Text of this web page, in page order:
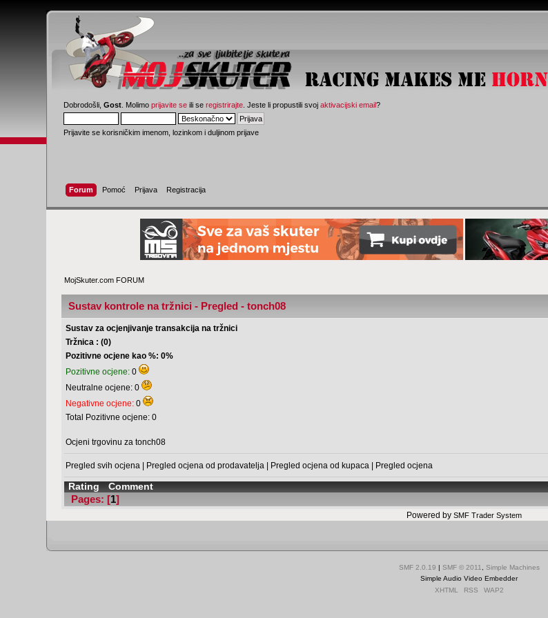
Dobrodošli,Gost . Molimoprijavite se ili seregistrirajte . Jeste li propustili svojaktivacijski email?
Prijavite se korisničkim imenom, lozinkom i duljinom prijave
Forum Pomoć Prijava Registracija
MojSkuter.com FORUM
Sustav kontrole na tržnici - Pregled - tonch08
Sustav za ocjenjivanje transakcija na tržnici
Tržnica : (0)
Pozitivne ocjene kao %: 0%
Pozitivne ocjene: 0
Neutralne ocjene: 0
Negativne ocjene: 0
Total Pozitivne ocjene: 0
Ocjeni trgovinu za tonch08
Pregled svih ocjena | Pregled ocjena od prodavatelja | Pregled ocjena od kupaca | Pregled ocjena
Rating Comment
Pages: [1]
Powered by SMF Trader System
SMF 2.0.19 | SMF © 2011
Simple Machines
Simple Audio Video Embedder
XHTML
RSS WAP2